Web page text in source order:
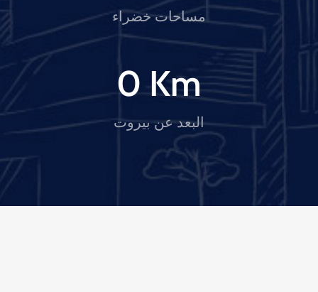
مساحات خضراء
0 Km
البعد عن بيروت